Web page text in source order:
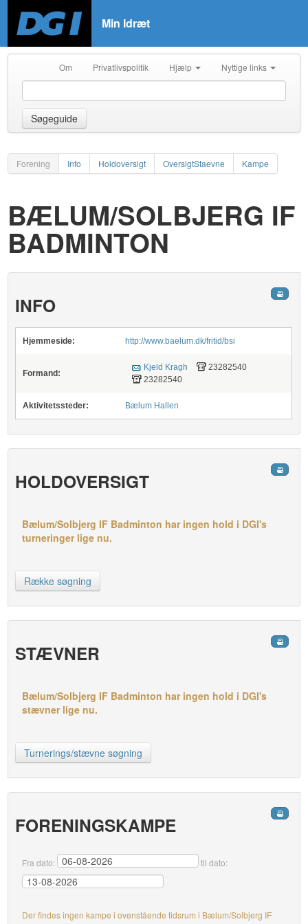
Min Idræt
Om Privatlivspolitik Hjælp Nyttige links
Søgeguide
Forening Info Holdoversigt OversigtStaevne Kampe
BÆLUM/SOLBJERG IF
BADMINTON
INFO
Hjemmeside: http://www.baelum.dk/fritid/bsi
Formand:
Kjeld Kragh
23282540
23282540
Aktivitetssteder: Bælum Hallen
HOLDOVERSIGT
Bælum/Solbjerg IF Badminton har ingen hold i DGI's
turneringer lige nu.
Række søgning
STÆVNER
Bælum/Solbjerg IF Badminton har ingen hold i DGI's
stævner lige nu.
Turnerings/stævne søgning
FORENINGSKAMPE
Fra dato: til dato:
Der findes ingen kampe i ovenstående tidsrum i Bælum/Solbjerg IF